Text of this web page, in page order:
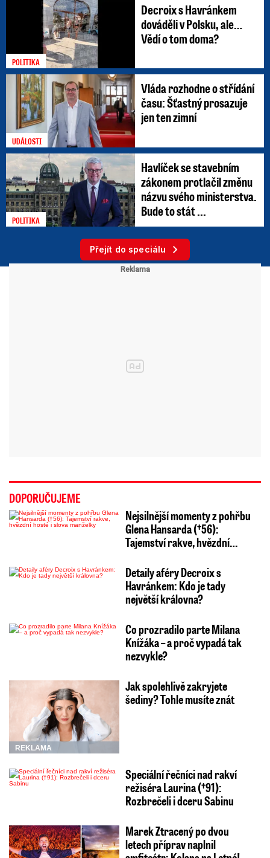
POLITIKA
Decroix s Havránkem
dováděli v Polsku, ale…
Vědí o tom doma?
UDÁLOSTI
Vláda rozhodne o střídání
času: Šťastný prosazuje
jen ten zimní
POLITIKA
Havlíček se stavebním
zákonem protlačil změnu
názvu svého ministerstva.
Bude to stát ...
Přejít do speciálu
DOPORUČUJEME
Nejsilnější momenty z pohřbu
Glena Hansarda (†56):
Tajemství rakve, hvězdní…
Detaily aféry Decroix s
Havránkem: Kdo je tady
největší královna?
Co prozradilo parte Milana
Knížáka – a proč vypadá tak
nezvykle?
REKLAMA
Jak spolehlivě zakryjete
šediny? Tohle musíte znát
Speciální řečníci nad rakví
režiséra Laurina (†91):
Rozbrečeli i dceru Sabinu
Marek Ztracený po dvou
letech příprav naplnil